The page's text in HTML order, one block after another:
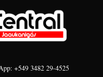
+549 3482 29-4525